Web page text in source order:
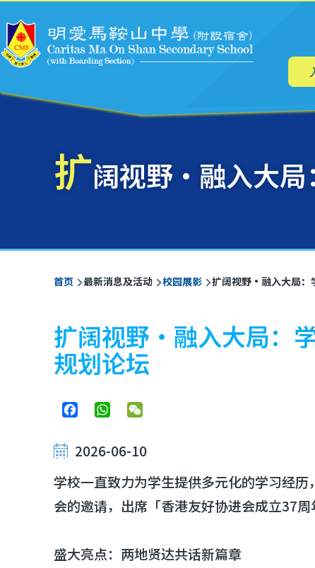
主
航
扩阔视野・融入大
面
包
屑
首页 最新消息及活动 校园展影 扩阔视野・融入大局：
扩阔视野・融入大局：
规划论坛
FacebookWhatsApp
2026-06-10
学校一直致力为学生提供多元化的学习经
会的邀请，出席「香港友好协进会成立37
盛大亮点：两地贤达共话新篇章